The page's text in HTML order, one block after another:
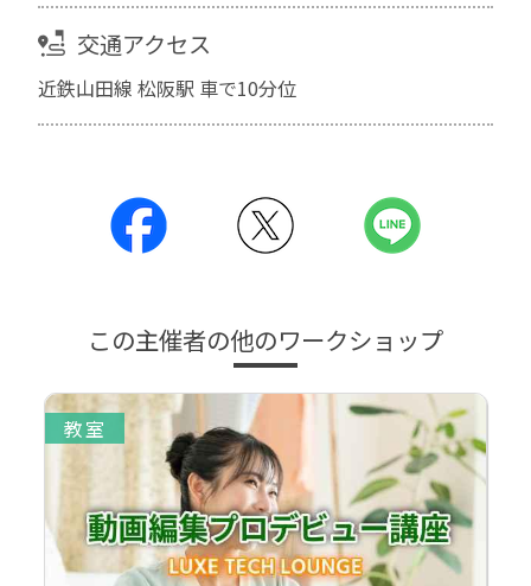
交通アクセス
近鉄山田線 松阪駅 車で10分位
この主催者の他のワークショップ
教室